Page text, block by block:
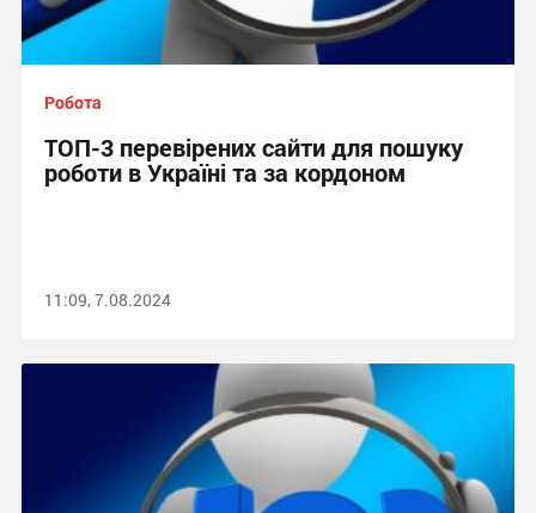
Робота
ТОП-3 перевірених сайти для пошуку
роботи в Україні та за кордоном
11:09, 7.08.2024